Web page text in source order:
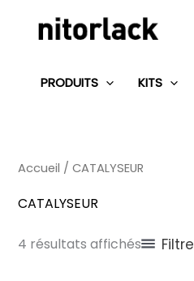
PRODUITS KITS
Accueil / CATALYSEUR
CATALYSEUR
4 résultats affichés Filtre